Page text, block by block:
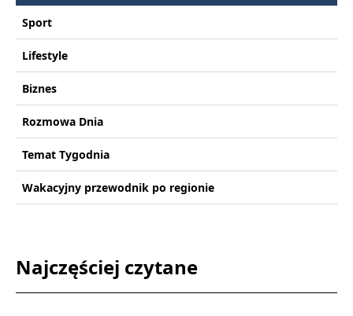
Sport
Lifestyle
Biznes
Rozmowa Dnia
Temat Tygodnia
Wakacyjny przewodnik po regionie
Najczęściej czytane